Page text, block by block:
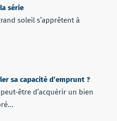
série
soleil s’apprêtent à
sa capacité d’emprunt ?
être d’acquérir un bien